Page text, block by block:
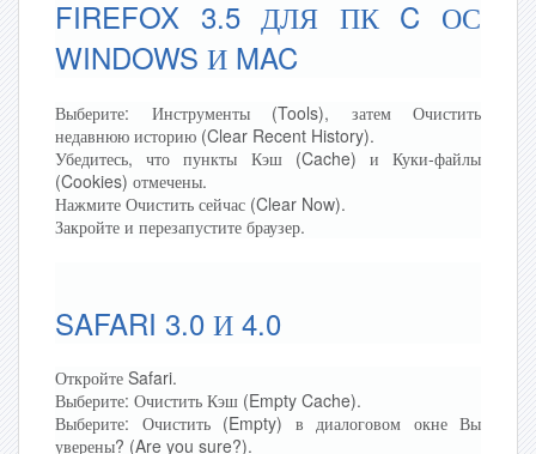
FIREFOX 3.5 ДЛЯ ПК C ОС
WINDOWS И MAC
Выберите: Инструменты (Tools), затем Очистить
недавнюю историю (Clear Recent History).
Убедитесь, что пункты Кэш (Cache) и Куки-файлы
(Cookies) отмечены.
Нажмите Очистить сейчас (Clear Now).
Закройте и перезапустите браузер.
SAFARI 3.0 И 4.0
Откройте Safari.
Выберите: Очистить Кэш (Empty Cache).
Выберите: Очистить (Empty) в диалоговом окне Вы
уверены? (Are you sure?).